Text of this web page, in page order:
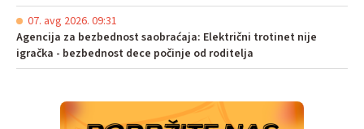
07. avg 2026. 09:31
Agencija za bezbednost saobraćaja: Električni trotinet nije
igračka - bezbednost dece počinje od roditelja